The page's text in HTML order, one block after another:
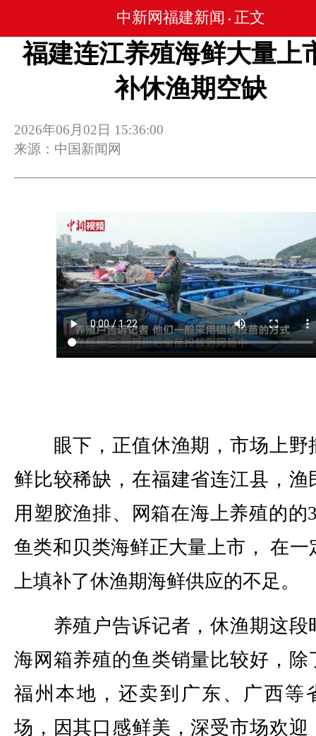
中新网福建新闻 • 正文
福建连江养殖海鲜大量上
补休渔期空缺
2026年06月02日 15:36:00
来源：中国新闻网
眼下，正值休渔期，市场上野
鲜比较稀缺，在福建省连江县，渔
用塑胶渔排、网箱在海上养殖的的
鱼类和贝类海鲜正大量上市， 在一
上填补了休渔期海鲜供应的不足。
养殖户告诉记者，休渔期这段
海网箱养殖的鱼类销量比较好，除
福州本地，还卖到广东、广西等
场，因其口感鲜美，深受市场欢迎